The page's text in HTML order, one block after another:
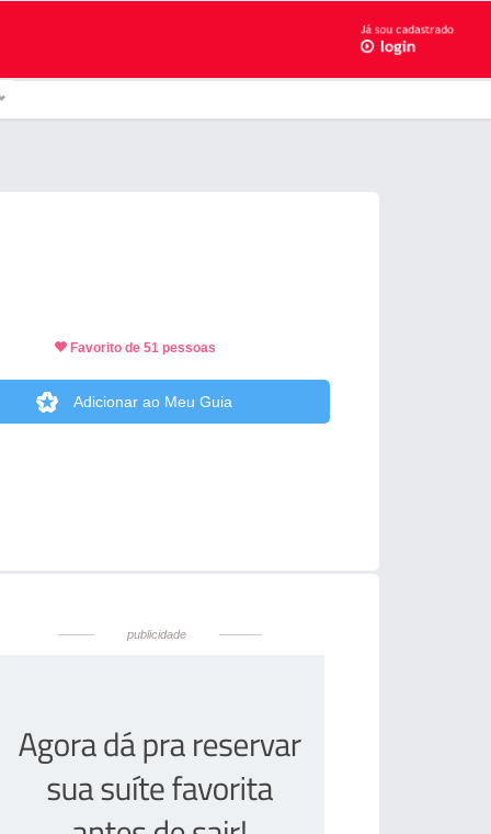
Favorito de 51 pessoas
Adicionar ao Meu Guia